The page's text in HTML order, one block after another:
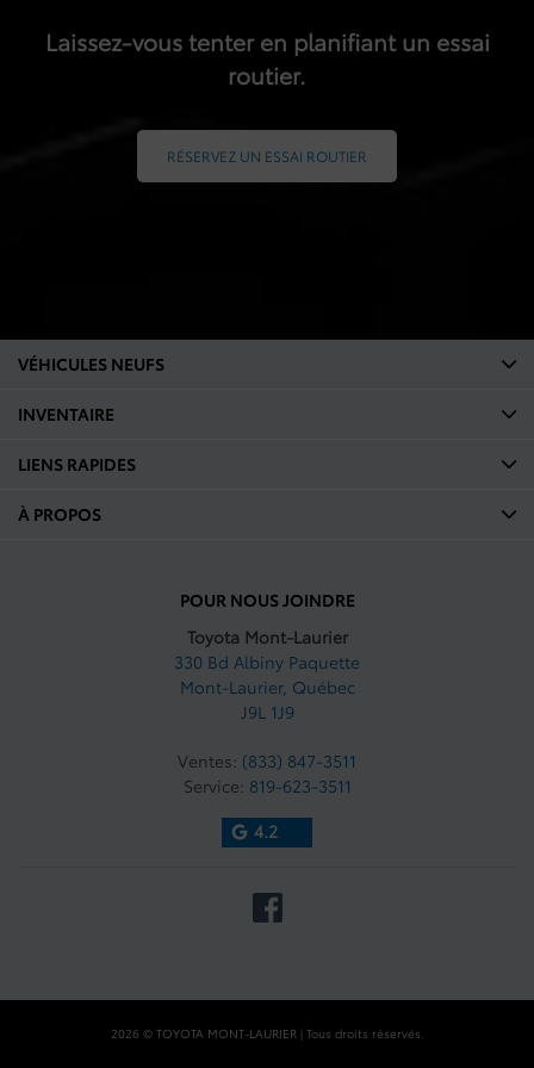
Laissez-vous tenter en planifiant un essai
routier.
RÉSERVEZ UN ESSAI ROUTIER
POUR NOUS JOINDRE
Toyota Mont-Laurier
330 Bd Albiny Paquette
Mont-Laurier, Québec
J9L 1J9
Ventes: (833) 847-3511
Service: 819-623-3511
4.2
VÉHICULES NEUFS
INVENTAIRE
LIENS RAPIDES
À PROPOS
2026 © TOYOTA MONT-LAURIER| Tous droits réservés.